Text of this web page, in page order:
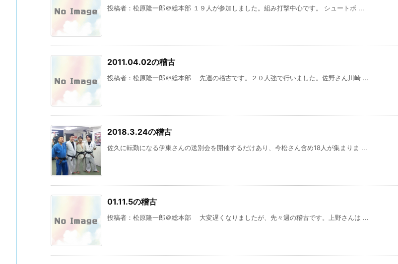
投稿者：松原隆一郎＠総本部 １９人が参加しました。組み打撃中心です。 シュートボ ...
2011.04.02の稽古
投稿者：松原隆一郎＠総本部 先週の稽古です。２０人強で行いました。佐野さん川崎 ...
2018.3.24の稽古
佐久に転勤になる伊東さんの送別会を開催するだけあり、今松さん含め18人が集まりま ...
01.11.5の稽古
投稿者：松原隆一郎＠総本部 大変遅くなりましたが、先々週の稽古です。上野さんは ...